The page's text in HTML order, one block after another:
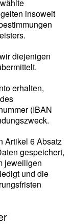
insoweit
diejenigen
erhalten,
(IBAN
Artikel 6 Absatz
gespeichert,
jeweiligen
und die